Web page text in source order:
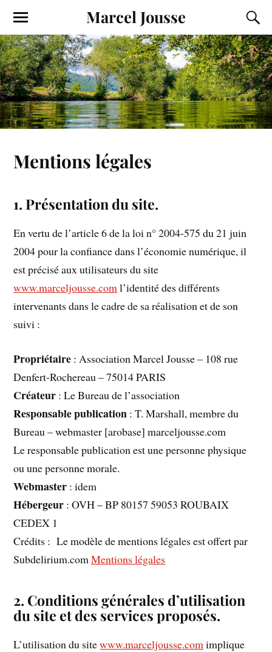
Marcel Jousse
Mentions légales
1. Présentation du site.
En vertu de l’article 6 de la loi n° 2004-575 du 21 juin
2004 pour la confiance dans l’économie numérique, il
est précisé aux utilisateurs du site
www.marceljousse.coml’identité des différents
intervenants dans le cadre de sa réalisation et de son
suivi :
Propriétaire : Association Marcel Jousse – 108 rue
Denfert-Rochereau – 75014 PARIS
Créateur : Le Bureau de l’association
Responsable publication : T. Marshall, membre du
Bureau – webmaster [arobase] marceljousse.com
Le responsable publication est une personne physique
ou une personne morale.
Webmaster : idem
Hébergeur : OVH – BP 80157 59053 ROUBAIX
CEDEX 1
Crédits : Le modèle de mentions légales est offert par
Subdelirium.comMentions légales
2. Conditions générales d’utilisation
du site et des services proposés.
L’utilisation du sitewww.marceljousse.com implique